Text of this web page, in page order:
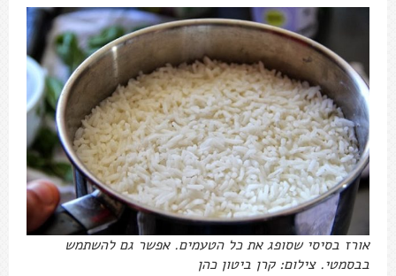
אורז בסיסי שסופג את כל הטעמים. אפשר גם להשתמש
בבסמטי. צילום: קרן ביטון כהן